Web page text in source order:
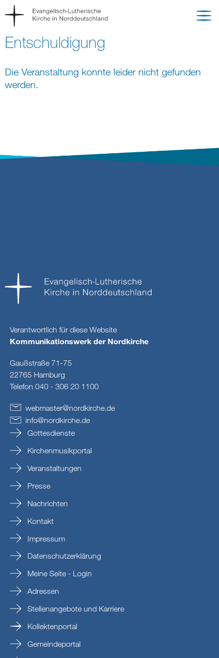
Entschuldigung
Die Veranstaltung konnte leider nicht gefunden
werden.
Verantwortlich für diese Website
Kommunikationswerk der Nordkirche
Gaußstraße 71-75
22765 Hamburg
Telefon 040 - 306 20 1100
webmaster@nordkirche de
info@nordkirche.de
Gottesdienste
Kirchenmusikportal
Veranstaltungen
Presse
Nachrichten
Kontakt
Impressum
Datenschutzerklärung
Meine Seite - Login
Adressen
Stellenangebote und Karriere
Kollektenportal
Gemeindeportal